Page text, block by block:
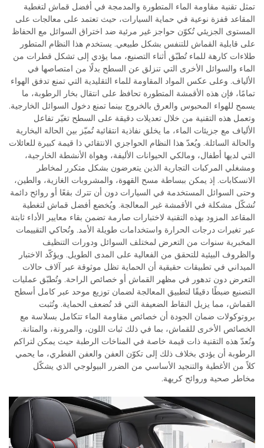
تمثل تقنية مقاومة الماء المتطورة والمدمجة في أفضل قماش لتغطية
المقاعد قفزة نوعية في حماية السيارات، حيث تعتمد على معالجات على
المستوى الجزيئي تُكوّن حواجز غير مرئية ضد اختراق السوائل مع الحفاظ
على قابلية القماش للتنفس بشكل طبيعي. يستخدم هذا النظام المتطور
طلاءات كارهة للماء تُطبّق أثناء التصنيع، مما يؤدي إلى تشكل قطرات من
الماء والسوائل الأخرى التي تنزلق عن السطح بدلًا من امتصاصها في
الألياف. وعلى عكس المواد المقاومة للماء التقليدية التي تمنع تدفق الهواء
تمامًا، فإن هذه الأقمشة المتطورة تحافظ على انتقال بخار الرطوبة، ما
يسمح للهواء المحبوس والعرق بالخروج بينما تمنع دخول السوائل الخارجية.
وتعمل هذه التقنية من خلال تعديلات دقيقة على السطح تغيّر تفاعل
الألياف مع جزيئات الماء، ما يخلق نفاذية انتقائية تُميّز بين الحالة البخارية
والحالة السائلة. ويُعدّ هذا النظام الحواجزي الانتقائي ذا قيمة كبيرة للعائلات
التي لديها أطفال، ومالكي الحيوانات الأليفة، وهواة الأنشطة الخارجية،
ومشغلي المركبات التجارية الذين يتعرضون بشكل متكرر لمخاطر
الانسكابات. إذ يمكن ببساطة مسح القهوة، والمشروبات الغازية، والطين،
وحتى السوائل المستخدمة في السيارات دون أن تترك بقعًا أو روائح دائمة
تُشكّل مشكلة في الأقمشة غير المعالجة. ويُخضع أفضل قماش لتغطية
المقاعد المزود بهذه التقنية لاختبارات صارمة تضمن بقاء معايير الأداء ثابتة
عبر تغيرات درجات الحرارة واستخدامات طويلة الأمد. وتُحاكي التقييمات
المخبرية سنوات من التعرض لمختلف السوائل ودورات التنظيف
والظروف البيئية للتحقق من الفعالية على المدى الطويل. ويؤكّد الاختبار
الميداني في تطبيقات حقيقية أن الحماية تظل موثوقة عبر آلاف حالات
التعرض دون تدهور في مظهر القماش أو خصائص الراحة. وتُطبّق عمليات
التصنيع ضبطًا دقيقًا لتطبيق المعالجة لضمان توزيع موحد عبر كامل أسطح
القماش، مما يزيل النقاط الضعيفة التي قد تُضعف الحماية. وتُثبت
بروتوكولات ضمان الجودة أن خصائص مقاومة الماء تتكامل بسلاسة مع
الخصائص الأخرى للقماش، بما في ذلك ثبات اللون، والمرونة، والمتانة.
وتُعدّ هذه التقنية ذات قيمة خاصة في المناخات الرطبة حيث يمكن لتراكم
الرطوبة أن يؤدي بخلاف ذلك إلى تكوّن العفن والعفن الفطري، ما يحمي
كلاً من الأغطية والتنجيد الأساسي من الضرر البيولوجي الذي يشكّل
مخاطر صحية وروائح كريهة.